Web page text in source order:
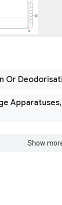
Or
Show